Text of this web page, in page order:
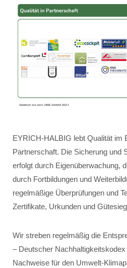
EYRICH-HALBIG lebt Qualität im
Partnerschaft. Die Sicherung und
erfolgt durch Eigenüberwachung,
durch Fortbildungen und
regelmäßige Überprüfungen und
Zertifikate, Urkunden und
Wir streben regelmäßig die
– Deutscher
Nachweise für den Umwelt-